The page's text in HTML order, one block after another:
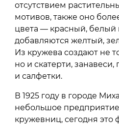
отсутствием
мотивов, также оно
цвета — красный, белый
добавляются желтый,
Из кружева создают не
но и скатерти, занавеси,
и салфетки.
В 1925 году в городе
небольшое
кружевниц, сегодня это